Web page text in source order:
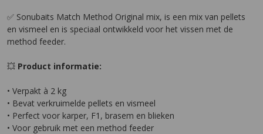
✅ Sonubaits Match Method Original mix, is een mix van pellets
en vismeel en is speciaal ontwikkeld voor het vissen met de
method feeder.
💥 Product informatie:
• Verpakt à 2 kg
• Bevat verkruimelde pellets en vismeel
• Perfect voor karper, F1, brasem en blieken
• Voor gebruik met een method feeder